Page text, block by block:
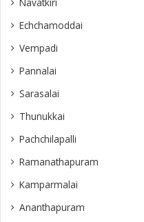
Echchamoddai
Vempadi
Pannalai
Sarasalai
Thunukkai
Pachchilapalli
Ramanathapuram
Kamparmalai
Ananthapuram